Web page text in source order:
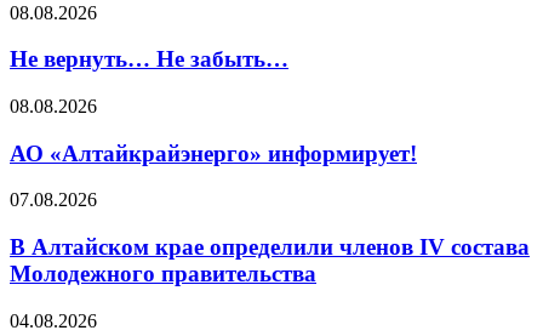
08.08.2026
Не вернуть… Не забыть…
08.08.2026
АО «Алтайкрайэнерго» информирует!
07.08.2026
В Алтайском крае определили членов IV состава
Молодежного правительства
04.08.2026